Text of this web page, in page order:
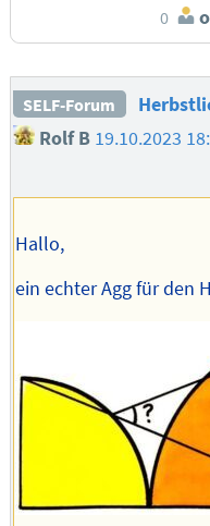
0
SELF-Forum
Rolf B 19.10.2023
Hallo,
ein echter Agg für den